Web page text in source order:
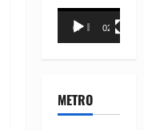
Reproductor
00:00 02:18
METRO